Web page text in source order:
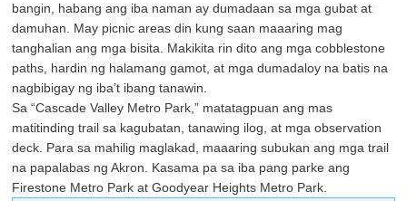
bangin, habang ang iba naman ay dumadaan sa mga gubat at
damuhan. May picnic areas din kung saan maaaring mag
tanghalian ang mga bisita. Makikita rin dito ang mga cobblestone
paths, hardin ng halamang gamot, at mga dumadaloy na batis na
nagbibigay ng iba’t ibang tanawin.
Sa “Cascade Valley Metro Park,” matatagpuan ang mas
matitinding trail sa kagubatan, tanawing ilog, at mga observation
deck. Para sa mahilig maglakad, maaaring subukan ang mga trail
na papalabas ng Akron. Kasama pa sa iba pang parke ang
Firestone Metro Park at Goodyear Heights Metro Park.